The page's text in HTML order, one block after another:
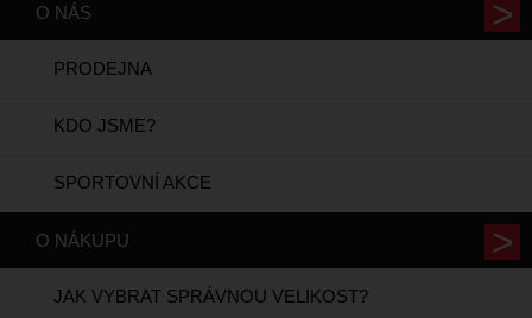
O NÁS
PRODEJNA
KDO JSME?
SPORTOVNÍ AKCE
O NÁKUPU
JAK VYBRAT SPRÁVNOU VELIKOST?